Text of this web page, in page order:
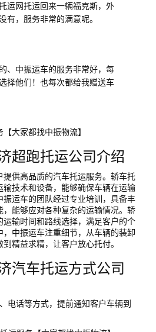
运网托运回来一辆福克斯，外
有，服务非常的满意呢。
、中振运车的服务非常好，每
择他们！也每次都给我赠送车
大家都找中振物流】
超跑托运公司介绍
提供高品质的汽车托运服务。轿车托
技术和设备，能够确保车辆在运输
运车的团队经过专业培训，具备丰
，能够应对各种复杂的运输情况。轿
输时间和路线选择，满足客户的个
中振运车注重细节，从车辆的装卸
精益求精，让客户放心托付。
汽车托运方式公司
电话等方式，提前通知客户车辆到